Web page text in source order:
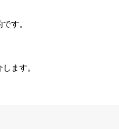
す。
ます。